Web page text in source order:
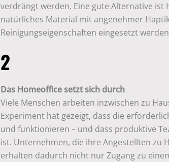
verdrängt werden. Eine gute Alternative ist
natürliches Material mit angenehmer
Reinigungseigenschaften eingesetzt
2
Das Homeoffice setzt sich durch
Viele Menschen arbeiten inzwischen zu
Experiment hat gezeigt, dass die
und funktionieren – und dass produktive
ist. Unternehmen, die ihre Angestellten zu
erhalten dadurch nicht nur Zugang zu